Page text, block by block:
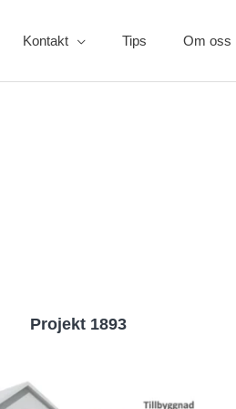
Kontakt Tips Om oss
Projekt 1893